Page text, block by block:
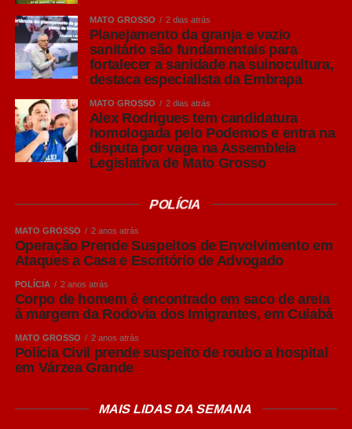
Também não podemos esquecer do conteúdo orgânico.
Durante uma eleição, boa parte da atenção das pessoas
migra para notícias, debates e acontecimentos políticos.
Isso significa que as marcas passam a disputar um
espaço muito mais concorrido, mesmo quando não estão
investindo em mídia paga. Produzir conteúdo relevante
deixa de ser uma vantagem e passa a ser uma
Na minha visão, o maior erro será esperar outubro para
aumentaram, a oportunidade de planejamento já terá
passado. As melhores decisões são tomadas antes que o
mercado inteiro esteja reagindo ao mesmo problema.
Leia Também: Nem toda crise do
judicial
orientado meus clientes a anteciparem campanhas,
MATO GROSSO 2 dias atrás
Planejamento da granja e vazio
sanitário são fundamentais para
fortalecer a sanidade na suinocultura,
destaca especialista da Embrapa
MATO GROSSO 2 dias atrás
Alex Rodrigues tem candidatura
homologada pelo Podemos e entra na
disputa por vaga na Assembleia
Legislativa de Mato Grosso
POLÍCIA
MATO GROSSO 2 anos atrás
Operação Prende Suspeitos de Envolvimento em
Ataques a Casa e Escritório de Advogado
POLÍCIA 2 anos atrás
Corpo de homem é encontrado em saco de areia
à margem da Rodovia dos Imigrantes, em Cuiabá
MATO GROSSO 2 anos atrás
Polícia Civil prende suspeito de roubo a hospital
em Várzea Grande
MAIS LIDAS DA SEMANA